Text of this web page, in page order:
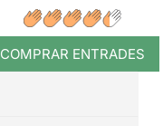
COMPRAR ENTRADES